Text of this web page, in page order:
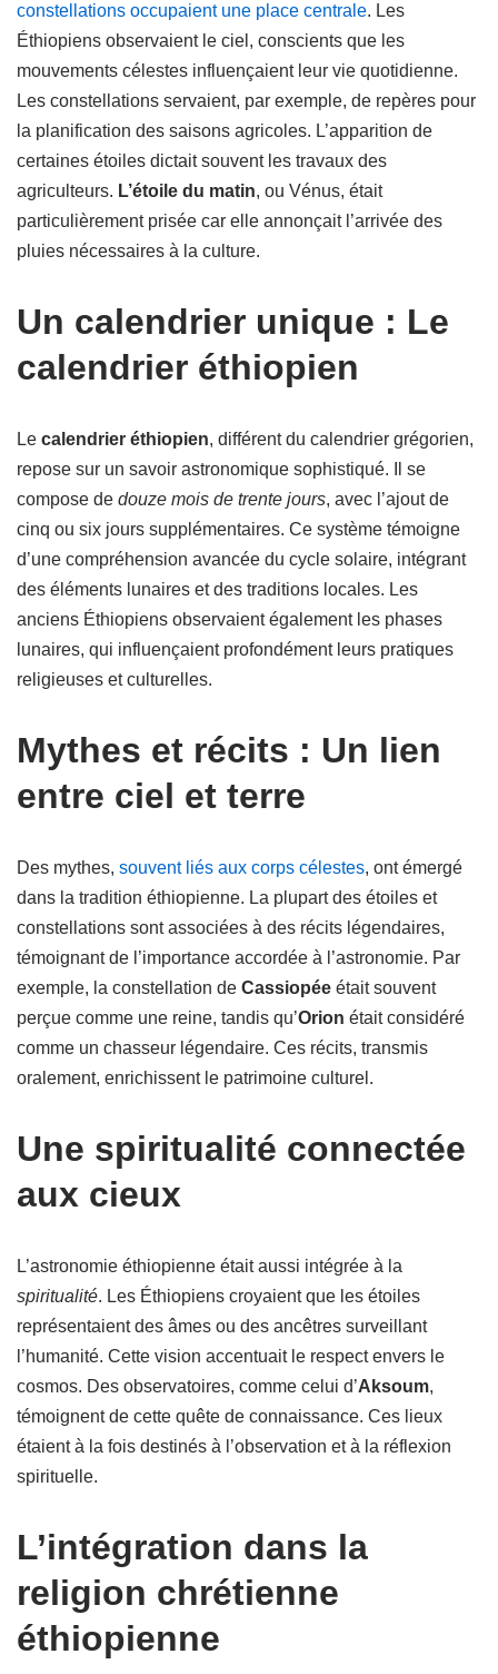
constellations occupaient une place centrale. Les
Éthiopiens observaient le ciel, conscients que les
mouvements célestes influençaient leur vie quotidienne.
Les constellations servaient, par exemple, de repères pour
la planification des saisons agricoles. L’apparition de
certaines étoiles dictait souvent les travaux des
agriculteurs. L’étoile du matin, ou Vénus, était
particulièrement prisée car elle annonçait l’arrivée des
pluies nécessaires à la culture.
Un calendrier unique : Le
calendrier éthiopien
Le calendrier éthiopien, différent du calendrier grégorien,
repose sur un savoir astronomique sophistiqué. Il se
compose de douze mois de trente jours, avec l’ajout de
cinq ou six jours supplémentaires. Ce système témoigne
d’une compréhension avancée du cycle solaire, intégrant
des éléments lunaires et des traditions locales. Les
anciens Éthiopiens observaient également les phases
lunaires, qui influençaient profondément leurs pratiques
religieuses et culturelles.
Mythes et récits : Un lien
entre ciel et terre
Des mythes, souvent liés aux corps célestes, ont émergé
dans la tradition éthiopienne. La plupart des étoiles et
constellations sont associées à des récits légendaires,
témoignant de l’importance accordée à l’astronomie. Par
exemple, la constellation de Cassiopée était souvent
perçue comme une reine, tandis qu’Orion était considéré
comme un chasseur légendaire. Ces récits, transmis
oralement, enrichissent le patrimoine culturel.
Une spiritualité connectée
aux cieux
L’astronomie éthiopienne était aussi intégrée à la
spiritualité. Les Éthiopiens croyaient que les étoiles
représentaient des âmes ou des ancêtres surveillant
l’humanité. Cette vision accentuait le respect envers le
cosmos. Des observatoires, comme celui d’Aksoum,
témoignent de cette quête de connaissance. Ces lieux
étaient à la fois destinés à l’observation et à la réflexion
spirituelle.
L’intégration dans la
religion chrétienne
éthiopienne